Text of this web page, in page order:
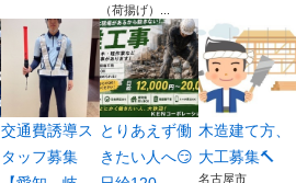
（荷揚げ）...
交通費誘導ス
タッフ募集
とりあえず働
きたい人へ😏
木造建て方、
大工募集🔨
名古屋市